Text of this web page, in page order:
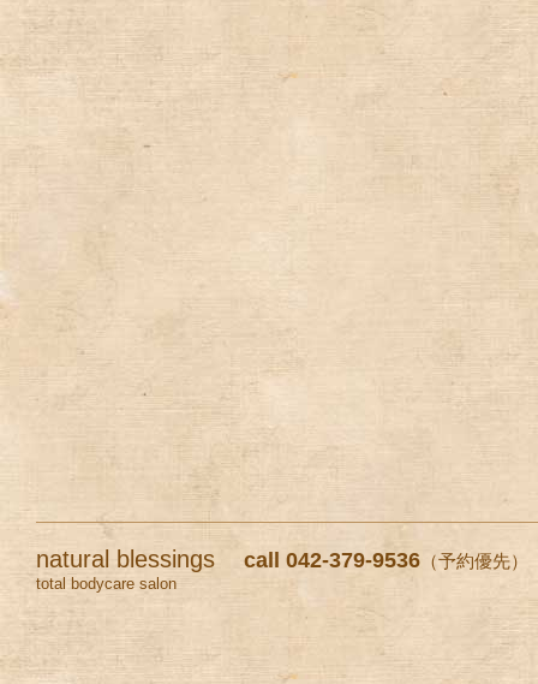
natural blessings call 042-379-9536 （予約優先）
total bodycare salon